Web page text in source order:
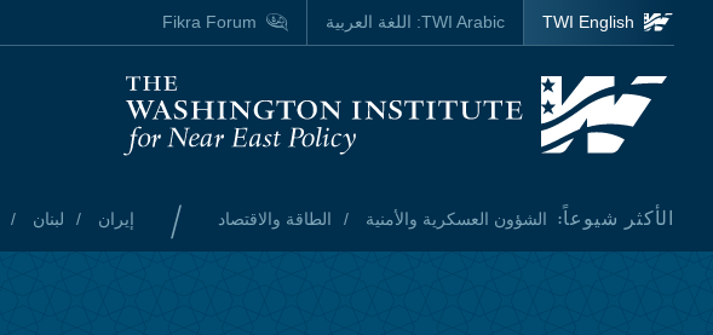
Skip to main content
Homepage
الأكثر شيوعاً: الشؤون العسكرية والأمنية الطاقة والاقتصاد / إيران لبنان
TWI English
TWI Arabic: اللغة العربية Fikra Forum